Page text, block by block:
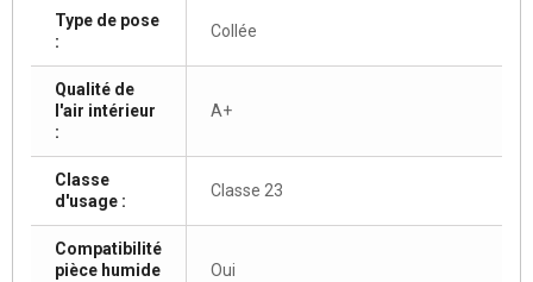
Type de pose
:
Collée
Qualité de
l'air intérieur
:
A+
Classe
d'usage :
Classe 23
Compatibilité
pièce humide
Oui